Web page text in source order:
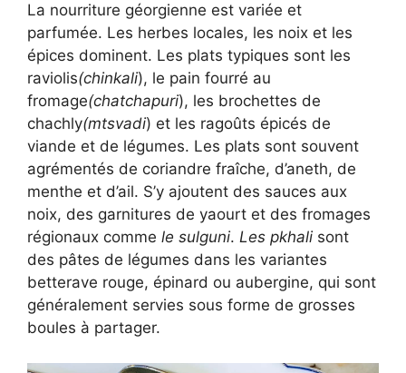
La nourriture géorgienne est variée et
parfumée. Les herbes locales, les noix et les
épices dominent. Les plats typiques sont les
raviolis(chinkali), le pain fourré au
fromage(chatchapuri), les brochettes de
chachly(mtsvadi) et les ragoûts épicés de
viande et de légumes. Les plats sont souvent
agrémentés de coriandre fraîche, d’aneth, de
menthe et d’ail. S’y ajoutent des sauces aux
noix, des garnitures de yaourt et des fromages
régionaux comme le sulguni. Les pkhali sont
des pâtes de légumes dans les variantes
betterave rouge, épinard ou aubergine, qui sont
généralement servies sous forme de grosses
boules à partager.